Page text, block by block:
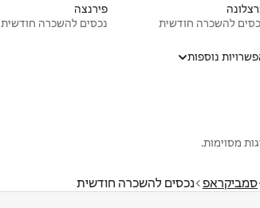
להשכרה חודשית
פירנצה
נכסים להשכרה חודשית
נוספות
מסוימות.
סמביקראפ נכסים להשכרה חודשית